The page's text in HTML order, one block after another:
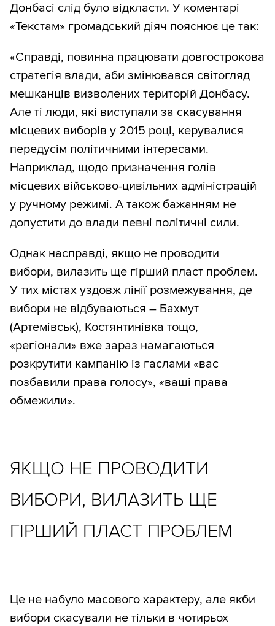
Донбасі слід було відкласти. У коментарі
«Текстам» громадський діяч пояснює це так:
«Справді, повинна працювати довгострокова
стратегія влади, аби змінювався світогляд
мешканців визволених територій Донбасу.
Але ті люди, які виступали за скасування
місцевих виборів у 2015 році, керувалися
передусім політичними інтересами.
Наприклад, щодо призначення голів
місцевих військово-цивільних адміністрацій
у ручному режимі. А також бажанням не
допустити до влади певні політичні сили.
Однак насправді, якщо не проводити
вибори, вилазить ще гірший пласт проблем.
У тих містах уздовж лінії розмежування, де
вибори не відбуваються – Бахмут
(Артемівськ), Костянтинівка тощо,
«регіонали» вже зараз намагаються
розкрутити кампанію із гаслами «вас
позбавили права голосу», «ваші права
обмежили».
ЯКЩО НЕ ПРОВОДИТИ
ВИБОРИ, ВИЛАЗИТЬ ЩЕ
ГІРШИЙ ПЛАСТ ПРОБЛЕМ
Це не набуло масового характеру, але якби
вибори скасували не тільки в чотирьох